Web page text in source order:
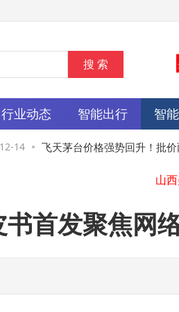
行业动态 智能出行 智
飞天茅台价格强势回升！批价两
豆
首发聚焦网